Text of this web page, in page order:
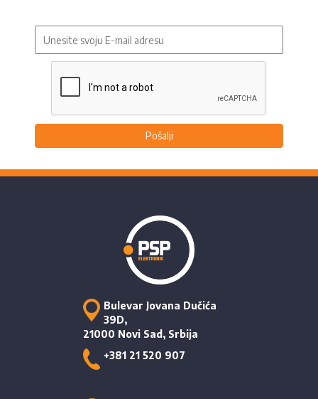
Pošalji
Bulevar Jovana Dučića
39D,
21000 Novi Sad, Srbija
+381 21 520 907